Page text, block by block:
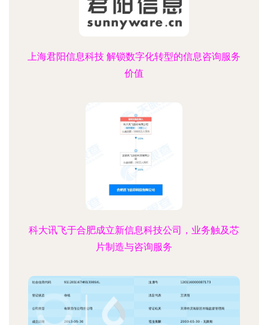
上海君阳信息科技 解锁数字化转型的信息咨询服务
价值
科大讯飞于合肥成立新信息科技公司，业务触及芯
片制造与咨询服务